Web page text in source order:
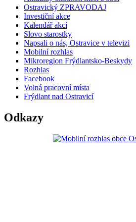
Ostravický ZPRAVODAJ
Investiční akce
Kalendář akcí
Slovo starostky
Napsali o nás, Ostravice v televizi
Mobilní rozhlas
Mikroregion Frýdlantsko-Beskydy
Rozhlas
Facebook
Volná pracovní místa
Frýdlant nad Ostravicí
Odkazy